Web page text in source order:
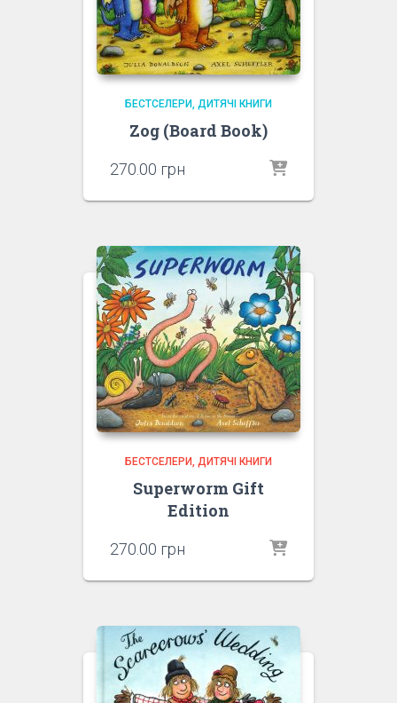
БЕСТСЕЛЕРИ ДИТЯЧІ КНИГИ
Zog (Board Book)
270.00 грн
БЕСТСЕЛЕРИ ДИТЯЧІ КНИГИ
Superworm Gift
Edition
270.00 грн